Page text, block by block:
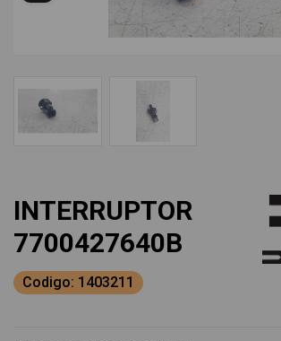
INTERRUPTOR
7700427640B
Codigo: 1403211